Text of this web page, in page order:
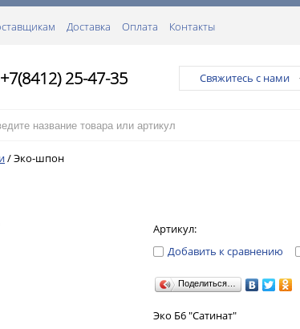
Доставка Оплата Контакты
+7(8412) 25-47-35 Свяжитесь с нами
/Эко-шпон
Артикул:
Добавить к сравнению
Поделиться…
Эко Б6 "Сатинат"